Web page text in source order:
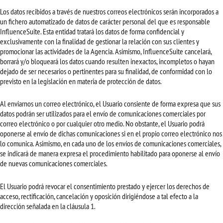
Los datos recibidos a través de nuestros correos electrónicos serán incorporados a
un fichero automatizado de datos de carácter personal del que es responsable
InfluenceSuite. Esta entidad tratará los datos de forma confidencial y
exclusivamente con la finalidad de gestionar la relación con sus clientes y
promocionar las actividades de la Agencia. Asimismo, InfluenceSuite cancelará,
borrará y/o bloqueará los datos cuando resulten inexactos, incompletos o hayan
dejado de ser necesarios o pertinentes para su finalidad, de conformidad con lo
previsto en la legislación en materia de protección de datos.
Al enviarnos un correo electrónico, el Usuario consiente de forma expresa que sus
datos podrán ser utilizados para el envío de comunicaciones comerciales por
correo electrónico o por cualquier otro medio. No obstante, el Usuario podrá
oponerse al envío de dichas comunicaciones si en el propio correo electrónico nos
lo comunica. Asimismo, en cada uno de los envíos de comunicaciones comerciales,
se indicará de manera expresa el procedimiento habilitado para oponerse al envío
de nuevas comunicaciones comerciales.
El Usuario podrá revocar el consentimiento prestado y ejercer los derechos de
acceso, rectificación, cancelación y oposición dirigiéndose a tal efecto a la
dirección señalada en la cláusula 1.